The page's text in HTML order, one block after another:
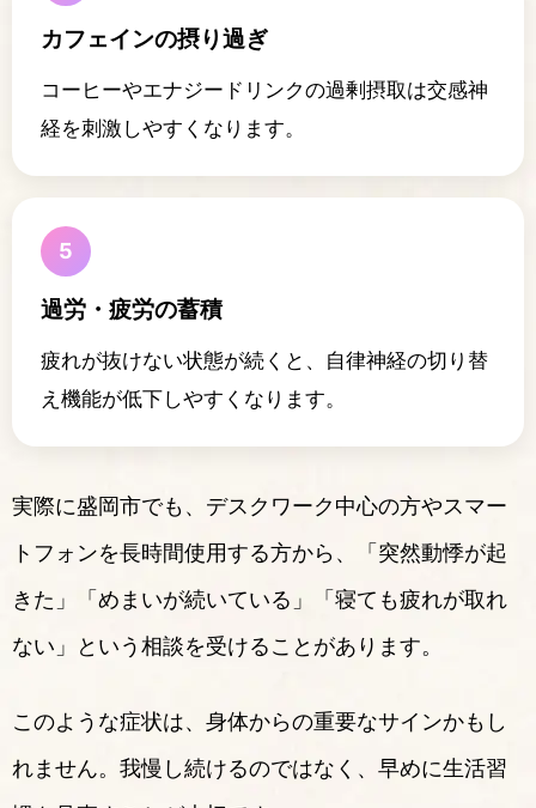
カフェインの摂り過ぎ
コーヒーやエナジードリンクの過剰摂取は交感神
経を刺激しやすくなります。
5
過労・疲労の蓄積
疲れが抜けない状態が続くと、自律神経の切り替
え機能が低下しやすくなります。
実際に盛岡市でも、デスクワーク中心の方やスマー
トフォンを長時間使用する方から、「突然動悸が起
きた」「めまいが続いている」「寝ても疲れが取れ
ない」という相談を受けることがあります。
このような症状は、身体からの重要なサインかもし
れません。我慢し続けるのではなく、早めに生活習